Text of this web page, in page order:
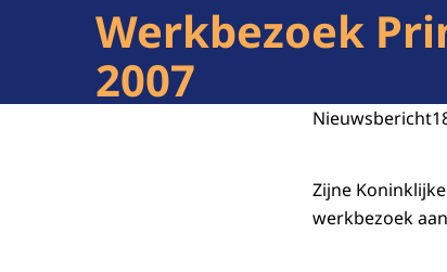
Werkbezoek
2007
Nieuwsbericht
Zijne
werkbezoek